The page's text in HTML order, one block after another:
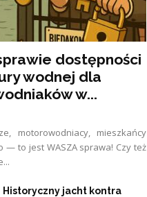
dostępności
wodnej dla
w...
motorowodniacy, mieszkańcy
— to jest WASZA sprawa! Czy też
Historyczny jacht kontra